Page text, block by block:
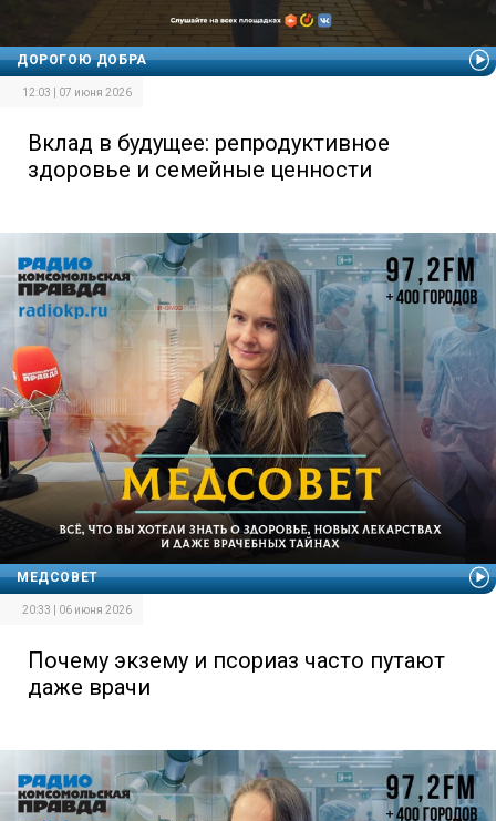
ДОРОГОЮ ДОБРА
12:03 | 07 июня 2026
Вклад в будущее: репродуктивное
здоровье и семейные ценности
МЕДСОВЕТ
20:33 | 06 июня 2026
Почему экзему и псориаз часто путают
даже врачи